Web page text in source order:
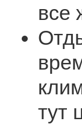
все
тут